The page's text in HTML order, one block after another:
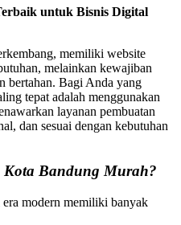
untuk Bisnis Digital
memiliki website
melainkan kewajiban
bertahan. Bagi Anda yang
tepat adalah menggunakan
layanan pembuatan
dan sesuai dengan kebutuhan
Kota Bandung Murah?
modern memiliki banyak